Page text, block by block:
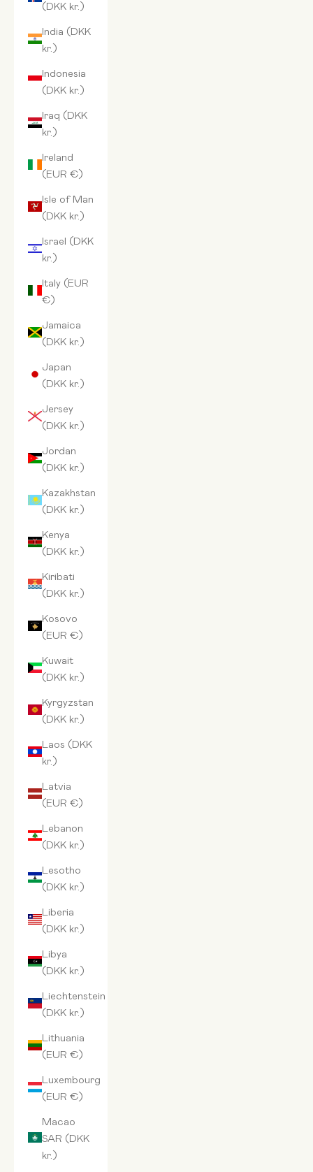
(DKK kr.)
India (DKK
kr.)
Indonesia
(DKK kr.)
Iraq (DKK
kr.)
Ireland
(EUR €)
Isle of Man
(DKK kr.)
Israel (DKK
kr.)
Italy (EUR
€)
Jamaica
(DKK kr.)
Japan
(DKK kr.)
Jersey
(DKK kr.)
Jordan
(DKK kr.)
Kazakhstan
(DKK kr.)
Kenya
(DKK kr.)
Kiribati
(DKK kr.)
Kosovo
(EUR €)
Kuwait
(DKK kr.)
Kyrgyzstan
(DKK kr.)
Laos (DKK
kr.)
Latvia
(EUR €)
Lebanon
(DKK kr.)
Lesotho
(DKK kr.)
Liberia
(DKK kr.)
Libya
(DKK kr.)
Liechtenstein
(DKK kr.)
Lithuania
(EUR €)
Luxembourg
(EUR €)
Macao
SAR (DKK
kr.)